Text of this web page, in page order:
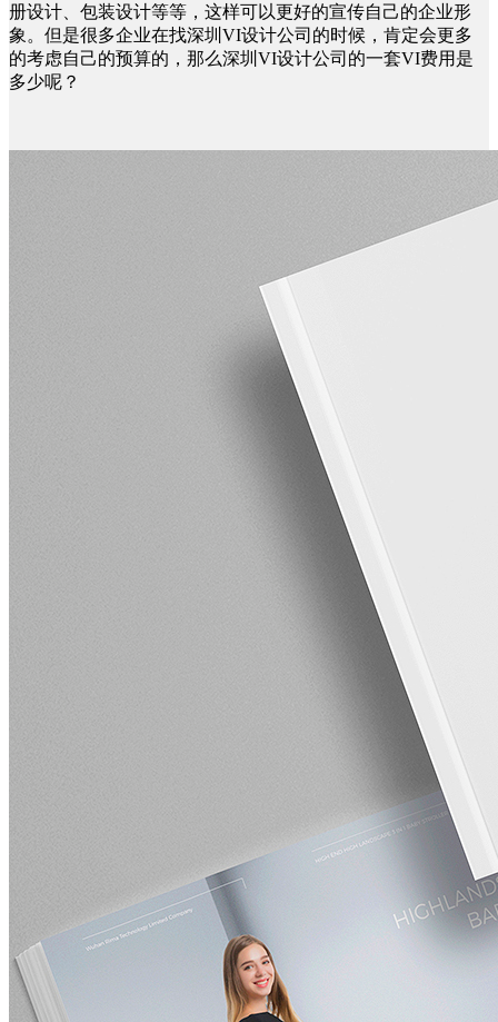
册设计、包装设计等等，这样可以更好的宣传自己的企业形
象。但是很多企业在找深圳VI设计公司的时候，肯定会更多
的考虑自己的预算的，那么深圳VI设计公司的一套VI费用是
多少呢？